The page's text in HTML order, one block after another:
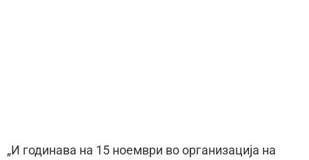
„И годинава на 15 ноември во организација на